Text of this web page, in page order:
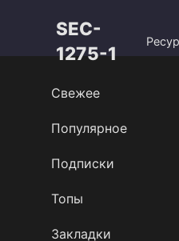
SEC-
1275-1
Свежее
Популярное
Подписки
Топы
Закладки